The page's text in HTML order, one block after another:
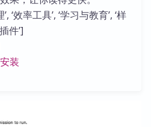
‘效率工具’, ‘学习与教育’, ‘样
件’]
装